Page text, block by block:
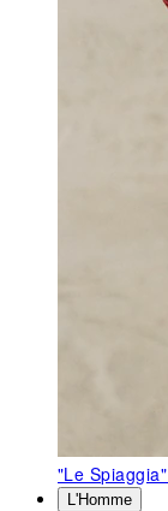
"Le Spiaggia"
L'Homme